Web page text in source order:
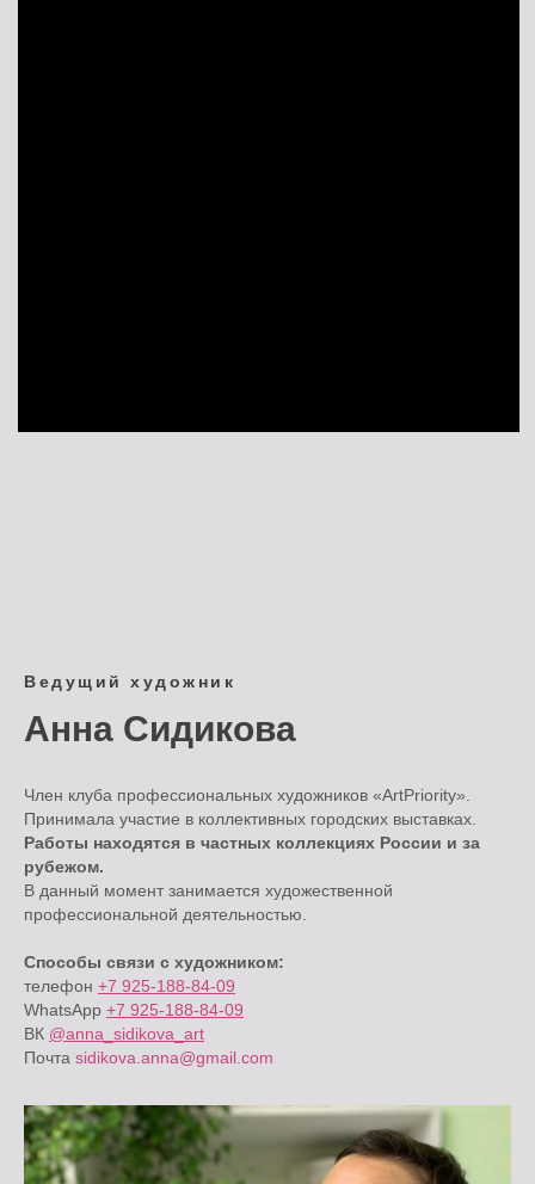
Ведущий художник
Анна Сидикова
Член клуба профессиональных художников «ArtPriority».
Принимала участие в коллективных городских выставках.
Работы находятся в частных коллекциях России и за
рубежом.
В данный момент занимается художественной
профессиональной деятельностью.
Способы связи с художником:
телефон +7 925-188-84-09
WhatsApp +7 925-188-84-09
ВК @anna_sidikova_art
Почта sidikova.anna@gmail.com